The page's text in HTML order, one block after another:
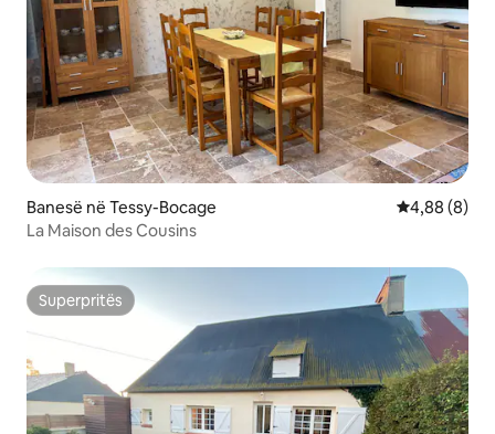
Banesë në Tessy-Bocage Vlerësimi
4,88 (8)
La Maison des Cousins
Superpritës
Superpritës